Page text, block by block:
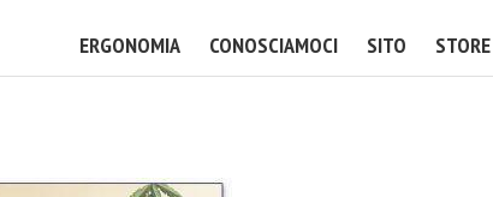
ERGONOMIA CONOSCIAMOCI SITO STORE